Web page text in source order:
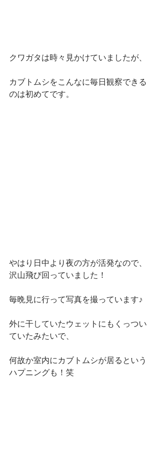
クワガタは時々見かけていましたが、
カブトムシをこんなに毎日観察できる
のは初めてです。
やはり日中より夜の方が活発なので、
沢山飛び回っていました！
毎晩見に行って写真を撮っています♪
外に干していたウェットにもくっつい
ていたみたいで、
何故か室内にカブトムシが居るという
ハプニングも！笑